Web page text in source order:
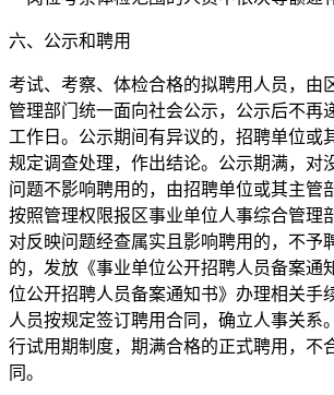
六、公示和聘用
考试、考察、体检合格的拟聘用人员，由
管理部门统一面向社会公示，公示后不再
工作日。公示期间有异议的，招聘单位或
规定调查处理，作出结论。公示期满，对
问题不影响聘用的，由招聘单位或其主管
按照管理权限报区事业单位人事综合管理
对反映问题经查属实且影响聘用的，不予
的，发放《事业单位公开招聘人员备案通
位公开招聘人员备案通知书》办理相关手
人员按规定签订聘用合同，确立人事关系
行试用期制度，期满合格的正式聘用，不
同。